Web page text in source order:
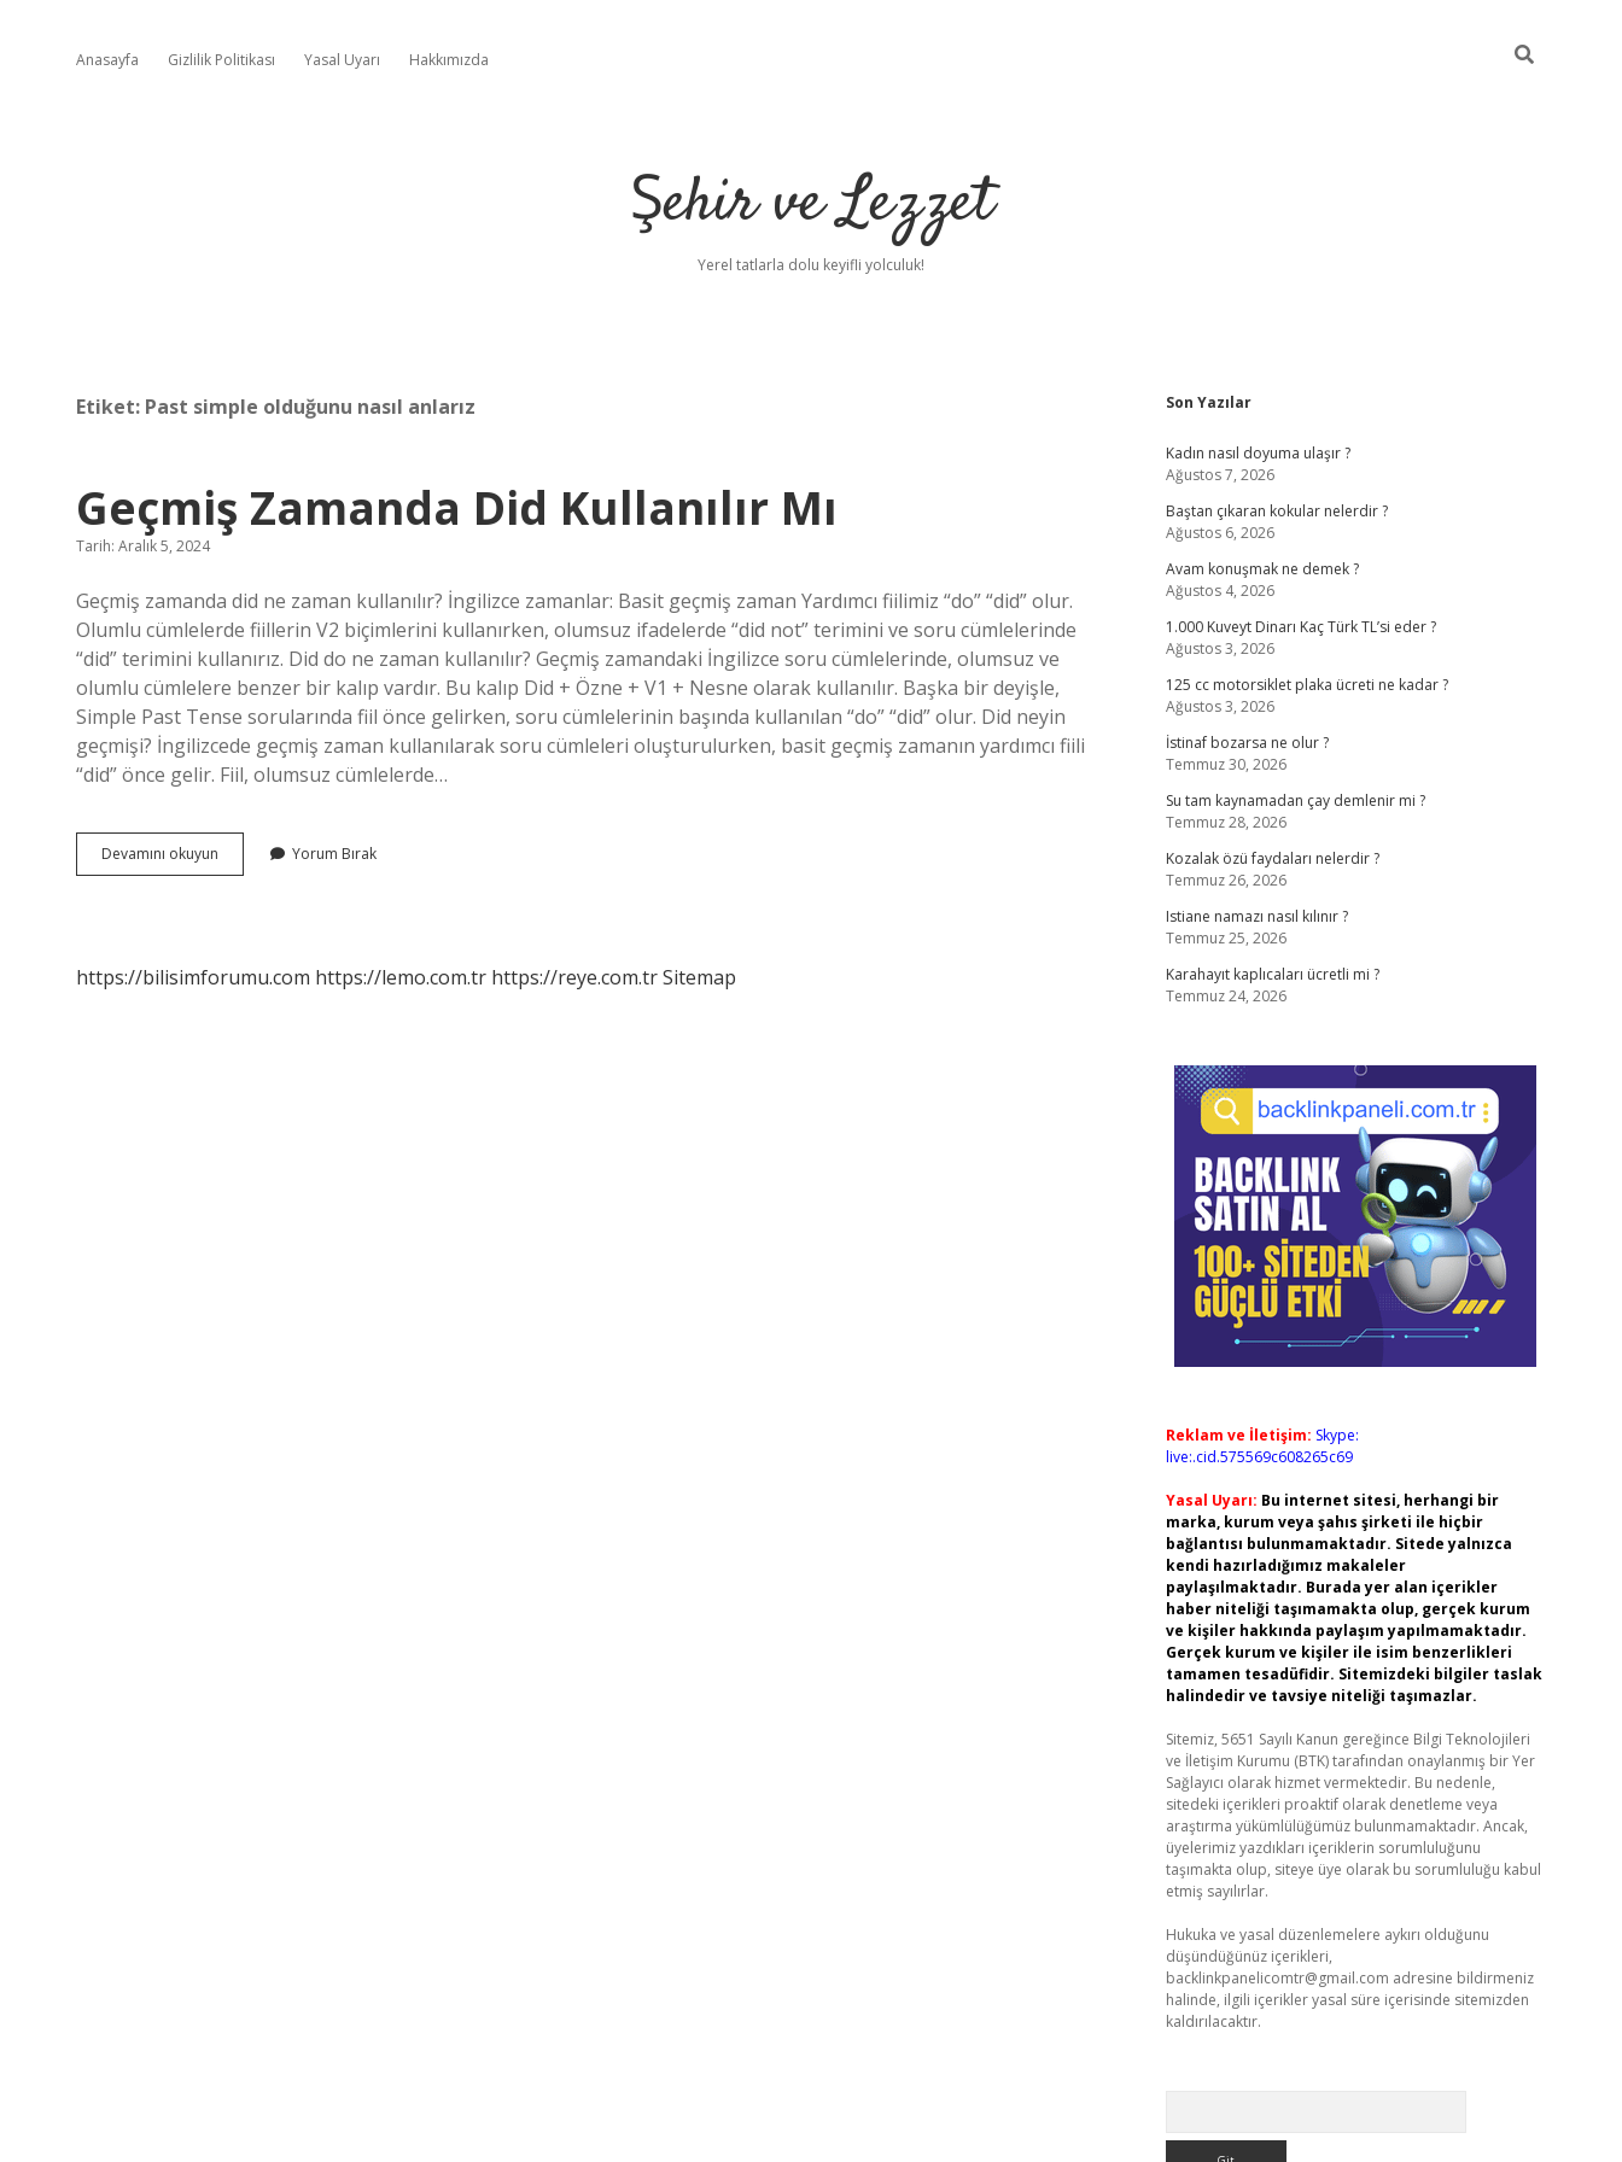
Anasayfa Gizlilik Politikası Yasal Uyarı Hakkımızda
Şehir ve Lezzet
Yerel tatlarla dolu keyifli yolculuk!
Etiket: Past simple olduğunu nasıl anlarız
Geçmiş Zamanda Did Kullanılır Mı
Tarih: Aralık 5, 2024
Geçmiş zamanda did ne zaman kullanılır? İngilizce zamanlar: Basit geçmiş zaman Yardımcı fiilimiz “do” “did” olur.
Olumlu cümlelerde fiillerin V2 biçimlerini kullanırken, olumsuz ifadelerde “did not” terimini ve soru cümlelerinde
“did” terimini kullanırız. Did do ne zaman kullanılır? Geçmiş zamandaki İngilizce soru cümlelerinde, olumsuz ve
olumlu cümlelere benzer bir kalıp vardır. Bu kalıp Did + Özne + V1 + Nesne olarak kullanılır. Başka bir deyişle,
Simple Past Tense sorularında fiil önce gelirken, soru cümlelerinin başında kullanılan “do” “did” olur. Did neyin
geçmişi? İngilizcede geçmiş zaman kullanılarak soru cümleleri oluşturulurken, basit geçmiş zamanın yardımcı fiili
“did” önce gelir. Fiil, olumsuz cümlelerde…
Devamını okuyun
Zamanda
Yorum Bırak
https://bilisimforumu.com https://lemo.com.tr https://reye.com.trSitemap
Sidebar
Son Yazılar
Kadın nasıl doyuma ulaşır ?
Ağustos 7, 2026
Baştan çıkaran kokular nelerdir ?
Ağustos 6, 2026
Avam konuşmak ne demek ?
Ağustos 4, 2026
1.000 Kuveyt Dinarı Kaç Türk TL’si eder ?
Ağustos 3, 2026
125 cc motorsiklet plaka ücreti ne kadar ?
Ağustos 3, 2026
İstinaf bozarsa ne olur ?
Temmuz 30, 2026
Su tam kaynamadan çay demlenir mi ?
Temmuz 28, 2026
Kozalak özü faydaları nelerdir ?
Temmuz 26, 2026
Istiane namazı nasıl kılınır ?
Temmuz 25, 2026
Karahayıt kaplıcaları ücretli mi ?
Temmuz 24, 2026
Reklam ve İletişim: Skype:
live:.cid.575569c608265c69
Yasal Uyarı: Bu internet sitesi, herhangi bir
marka, kurum veya şahıs şirketi ile hiçbir
bağlantısı bulunmamaktadır. Sitede yalnızca
kendi hazırladığımız makaleler
paylaşılmaktadır. Burada yer alan içerikler
haber niteliği taşımamakta olup, gerçek kurum
ve kişiler hakkında paylaşım yapılmamaktadır.
Gerçek kurum ve kişiler ile isim benzerlikleri
tamamen tesadüfidir. Sitemizdeki bilgiler taslak
halindedir ve tavsiye niteliği taşımazlar.
Sitemiz, 5651 Sayılı Kanun gereğince Bilgi Teknolojileri
ve İletişim Kurumu (BTK) tarafından onaylanmış bir Yer
Sağlayıcı olarak hizmet vermektedir. Bu nedenle,
sitedeki içerikleri proaktif olarak denetleme veya
araştırma yükümlülüğümüz bulunmamaktadır. Ancak,
üyelerimiz yazdıkları içeriklerin sorumluluğunu
taşımakta olup, siteye üye olarak bu sorumluluğu kabul
etmiş sayılırlar.
Hukuka ve yasal düzenlemelere aykırı olduğunu
düşündüğünüz içerikleri,
backlinkpanelicomtr@gmail.com adresine bildirmeniz
halinde, ilgili içerikler yasal süre içerisinde sitemizden
kaldırılacaktır.